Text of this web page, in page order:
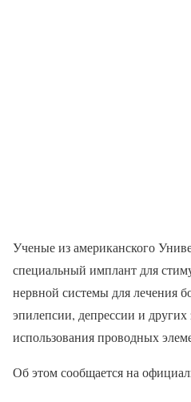
Ученые из американского
специальный имплант для
нервной системы для лечения
эпилепсии, депрессии и других
использования проводных
Об этом сообщается на